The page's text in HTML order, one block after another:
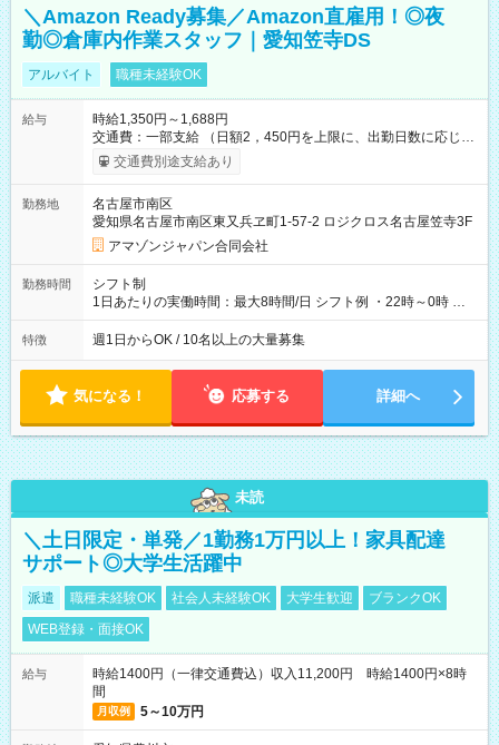
＼Amazon Ready募集／Amazon直雇用！◎夜
勤◎倉庫内作業スタッフ｜愛知笠寺DS
アルバイト 職種未経験OK
給与
時給1,350円～1,688円
交通費：一部支給 （日額2，450円を上限に、出勤日数に応じて
実費支給） ※22:00～翌5:00までは時給25%UP！ ■給与前払い
制度あり ※前払い額の上限あり、手数料無料（Amazon負担）
交通費別途支給あり
勤務地
名古屋市南区
愛知県名古屋市南区東又兵ヱ町1-57-2 ロジクロス名古屋笠寺3F
アマゾンジャパン合同会社
勤務時間
シフト制
1日あたりの実働時間：最大8時間/日 シフト例 ・22時～0時 入
社後、就業可能シフトをご確認の上、申請してください。
特徴 週1日からOK / 10名以上の大量募集
気になる！ 応募する 詳細へ
未読
＼土日限定・単発／1勤務1万円以上！家具配達
サポート◎大学生活躍中
派遣 職種未経験OK 社会人未経験OK 大学生歓迎
ブランクOK
WEB登録・面接OK
給与
時給1400円（一律交通費込）収入11,200円 時給1400円×8時
間
月収例 5～10万円